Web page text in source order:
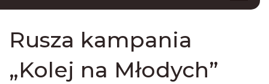
Rusza kampania
„Kolej na Młodych”